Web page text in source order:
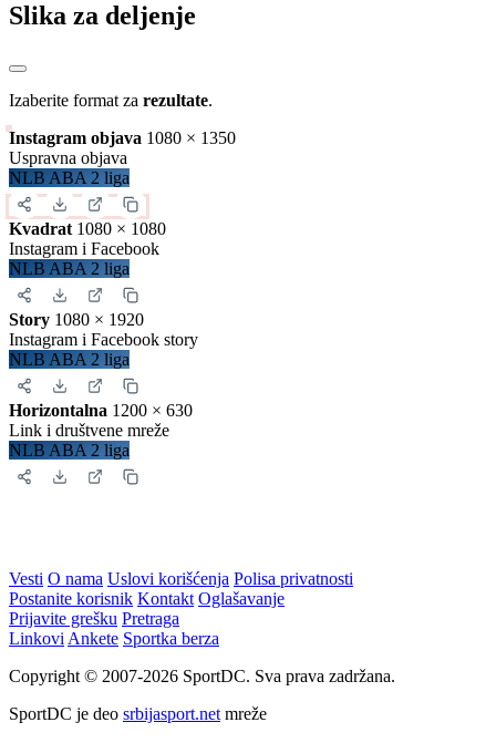
Slika za deljenje
Izaberite format za rezultate.
Instagram objava 1080 × 1350
Uspravna objava
NLB ABA 2 liga
Kvadrat 1080 × 1080
Instagram i Facebook
NLB ABA 2 liga
Story 1080 × 1920
Instagram i Facebook story
NLB ABA 2 liga
Horizontalna 1200 × 630
Link i društvene mreže
NLB ABA 2 liga
Vesti O nama Uslovi korišćenja Polisa privatnosti
Postanite korisnik Kontakt Oglašavanje
Prijavite grešku Pretraga
Linkovi Ankete Sportka berza
Copyright © 2007-2026 SportDC. Sva prava zadržana.
SportDC je deo srbijasport.net mreže